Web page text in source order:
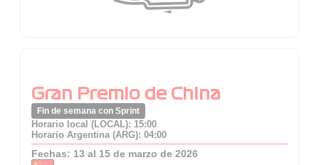
Gran Premio de China
Fin de semana con Sprint
Horario local (LOCAL): 15:00
Horario Argentina (ARG): 04:00
Fechas: 13 al 15 de marzo de 2026